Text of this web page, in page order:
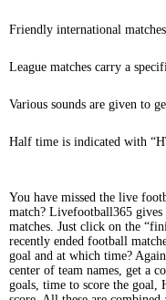
Friendly international
League matches carry a
Various sounds are given to
Half time is indicated with
You have missed the live
match? Livefootball365
matches. Just click on the
recently ended football
goal and at which time?
center of team names, get a
goals, time to score the